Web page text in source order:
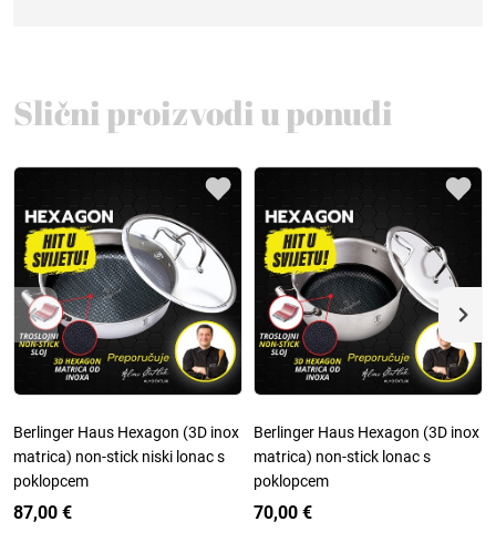
Slični proizvodi u ponudi
Berlinger Haus Hexagon (3D inox
matrica) non-stick niski lonac s
poklopcem
87,00 €
Berlinger Haus Hexagon (3D inox
matrica) non-stick lonac s
poklopcem
70,00 €